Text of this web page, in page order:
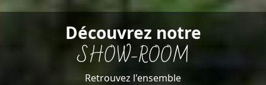
Découvrez notre
SHOW-ROOM
Retrouvez l'ensemble